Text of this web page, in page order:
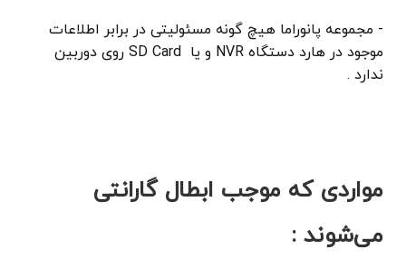
- مجموعه پانوراما هیچ گونه مسئولیتی در برابر اطلاعات
موجود در هارد دستگاه NVR و یا SD Card روی دوربین
ندارد .
مواردی که موجب ابطال گارانتی
می‌شوند :